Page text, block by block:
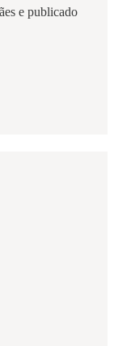
e publicado